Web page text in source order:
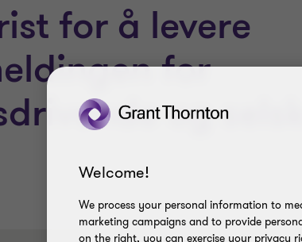
for å levere
for
og
Welcome!
We process your personal information to
marketing campaigns and to provide
on the right, you can exercise your privacy